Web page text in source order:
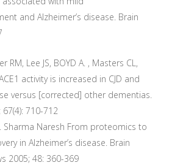
and Alzheimer’s disease. Brain
RM, Lee JS, BOYD A. , Masters CL,
activity is increased in CJD and
versus [corrected] other dementias.
710-712
Sharma Naresh From proteomics to
in Alzheimer’s disease. Brain
2005; 48: 360-369